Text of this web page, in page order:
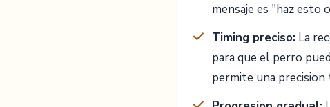
mensaje es "haz esto
Timing preciso: La
para que el perro
permite una precision